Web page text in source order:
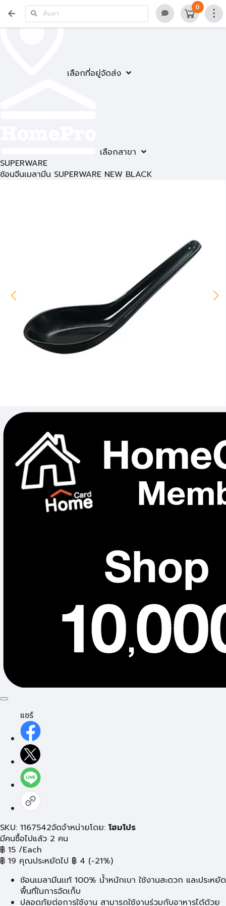
เลือกที่อยู่จัดส่ง
เลือกสาขา
0
SUPERWARE
ช้อนจีนเมลามีน SUPERWARE NEW BLACK
แชร์
SKU: 1167542จัดจำหน่ายโดย: โฮมโปร
มีคนซื้อไปแล้ว 2 คน
฿ 15 /Each
฿ 19 คุณประหยัดไป ฿ 4 (-21%)
ช้อนเมลามีนเเท้ 100% น้ำหนักเบา ใช้งานสะดวก และประหยัด
พื้นที่ในการจัดเก็บ
ปลอดภัยต่อการใช้งาน สามารถใช้งานร่วมกับอาหารได้ด้วย